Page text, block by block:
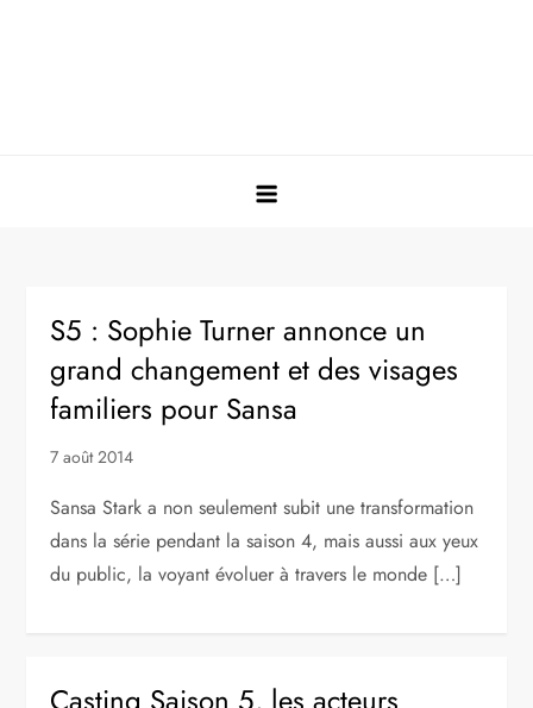
S5 : Sophie Turner annonce un
grand changement et des visages
familiers pour Sansa
7 août 2014
Sansa Stark a non seulement subit une transformation
dans la série pendant la saison 4, mais aussi aux yeux
du public, la voyant évoluer à travers le monde […]